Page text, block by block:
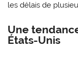
les délais de
Une
États-Unis